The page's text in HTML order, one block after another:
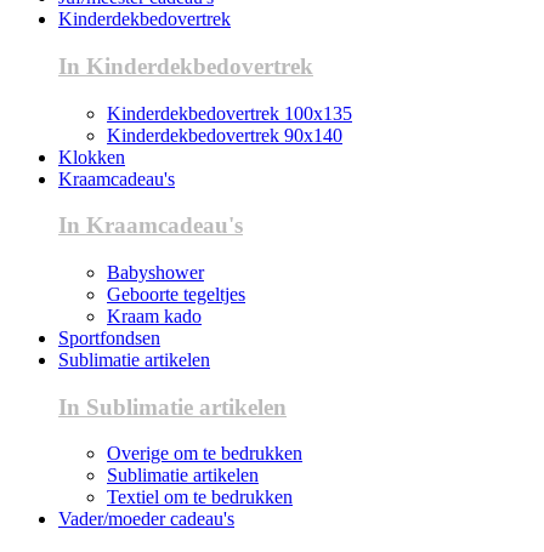
Kinderdekbedovertrek
In Kinderdekbedovertrek
Kinderdekbedovertrek 100x135
Kinderdekbedovertrek 90x140
Klokken
Kraamcadeau's
In Kraamcadeau's
Babyshower
Geboorte tegeltjes
Kraam kado
Sportfondsen
Sublimatie artikelen
In Sublimatie artikelen
Overige om te bedrukken
Sublimatie artikelen
Textiel om te bedrukken
Vader/moeder cadeau's